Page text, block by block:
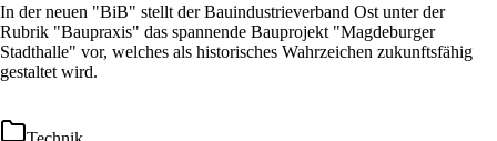
In der neuen "BiB" stellt der Bauindustrieverband Ost unter der
Rubrik "Baupraxis" das spannende Bauprojekt "Magdeburger
Stadthalle" vor, welches als historisches Wahrzeichen zukunftsfähig
gestaltet wird.